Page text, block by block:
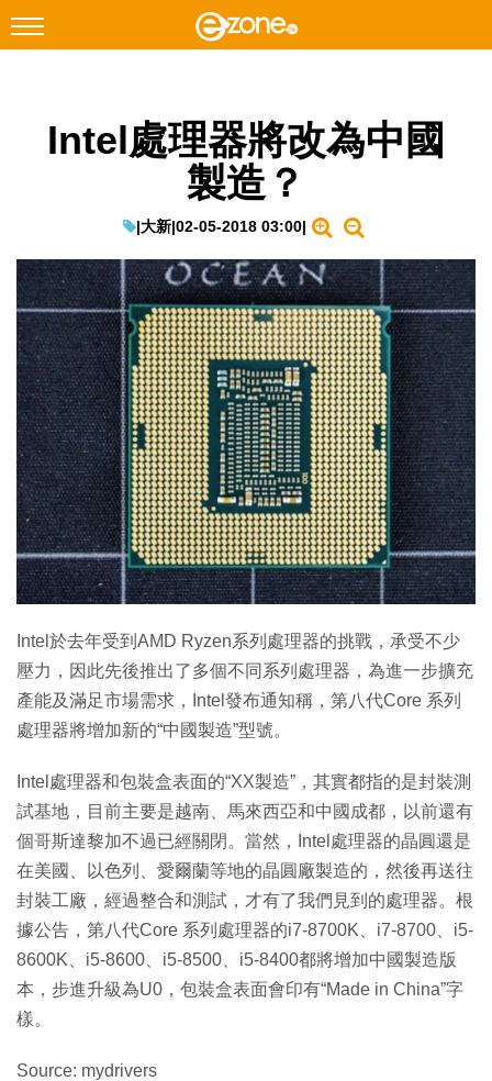
Facebook Instagram
遊戲動漫
教學評測
EduTech
IT Times
生成式AI與雲端應用
Enterprise Digital Transformation
特集
Intel處理器將改為中國
製造？
|大新|02-05-2018 03:00|
Intel於去年受到AMD Ryzen系列處理器的挑戰，承受不少
壓力，因此先後推出了多個不同系列處理器，為進一步擴充
產能及滿足市場需求，Intel發布通知稱，第八代Core 系列
處理器將增加新的“中國製造”型號。
Intel處理器和包裝盒表面的“XX製造”，其實都指的是封裝測
試基地，目前主要是越南、馬來西亞和中國成都，以前還有
個哥斯達黎加不過已經關閉。當然，Intel處理器的晶圓還是
在美國、以色列、愛爾蘭等地的晶圓廠製造的，然後再送往
封裝工廠，經過整合和測試，才有了我們見到的處理器。根
據公告，第八代Core 系列處理器的i7-8700K、i7-8700、i5-
8600K、i5-8600、i5-8500、i5-8400都將增加中國製造版
本，步進升級為U0，包裝盒表面會印有“Made in China”字
樣。
Source: mydrivers